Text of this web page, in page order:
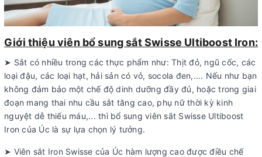
Giới thiệu viên bổ sung sắt Swisse Ultiboost Iron:
➤ Sắt có nhiều trong các thực phẩm như: Thịt đỏ, ngũ cốc, các
loại đậu, các loại hạt, hải sản có vỏ, socola đen,.... Nếu như bạn
không đảm bảo một chế độ dinh dưỡng đầy đủ, hoặc trong giai
đoạn mang thai nhu cầu sắt tăng cao, phụ nữ thời kỳ kinh
nguyệt dễ thiếu máu,... thì bổ sung viên sắt Swisse Ultiboost
Iron của Úc là sự lựa chọn lý tưởng.
➤ Viên sắt Iron Swisse của Úc hàm lượng cao được điều chế